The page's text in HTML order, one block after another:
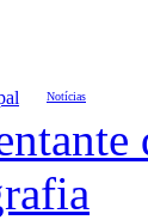
Notícias